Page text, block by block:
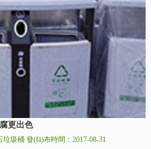
更出色
垃圾桶 發(fā)布時間：2017-08-31